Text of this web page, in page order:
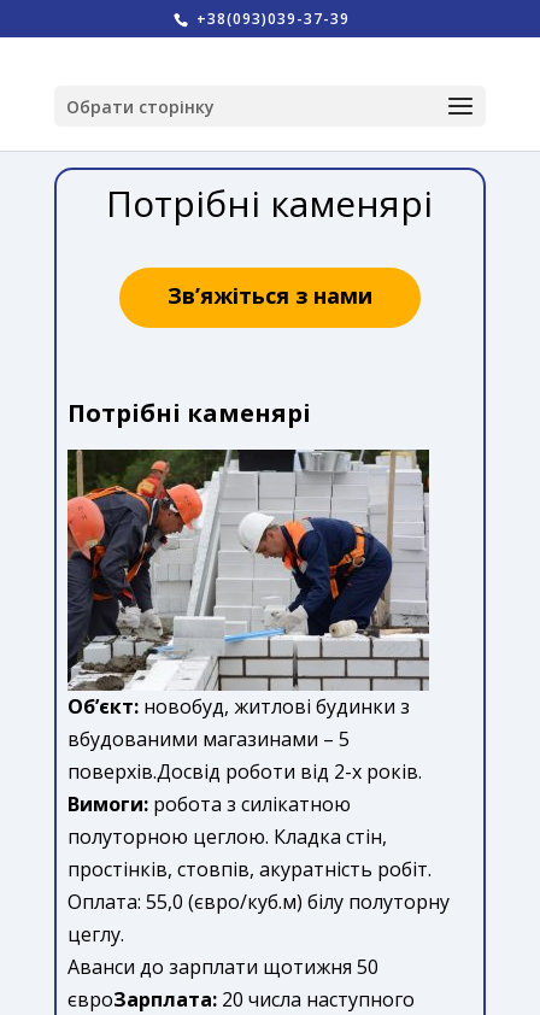
+38(093)039-37-39
Обрати сторінку
Потрібні каменярі
Зв’яжіться з нами
Потрібні каменярі
Об’єкт: новобуд, житлові будинки з
вбудованими магазинами – 5
поверхів.Досвід роботи від 2-х років.
Вимоги: робота з силікатною
полуторною цеглою. Кладка стін,
простінків, стовпів, акуратність робіт.
Оплата: 55,0 (євро/куб.м) білу полуторну
цеглу.
Аванси до зарплати щотижня 50
євроЗарплата: 20 числа наступного